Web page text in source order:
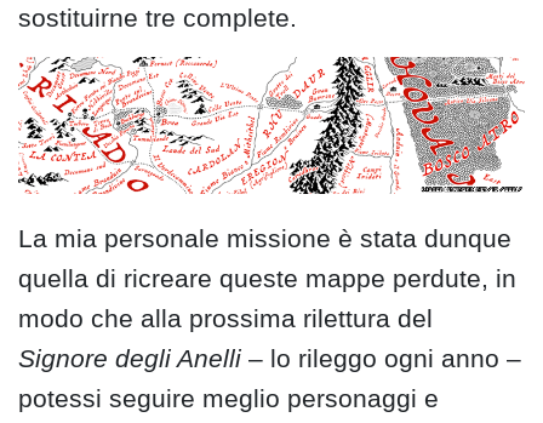
sostituirne tre complete.
La mia personale missione è stata dunque
quella di ricreare queste mappe perdute, in
modo che alla prossima rilettura del
Signore degli Anelli – lo rileggo ogni anno –
potessi seguire meglio personaggi e